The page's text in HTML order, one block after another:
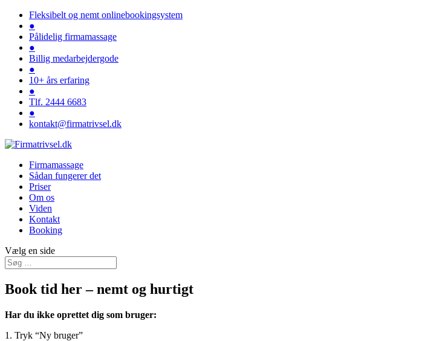
Fleksibelt og nemt onlinebookingsystem
●
Pålidelig firmamassage
●
Billig medarbejdergode
●
10+ års erfaring
●
Tlf. 2444 6683
●
kontakt@firmatrivsel.dk
Firmamassage
Sådan fungerer det
Priser
Om os
Viden
Kontakt
Booking
Vælg en side
Book tid her – nemt og hurtigt
Har du ikke oprettet dig som bruger:
1. Tryk “Ny bruger”